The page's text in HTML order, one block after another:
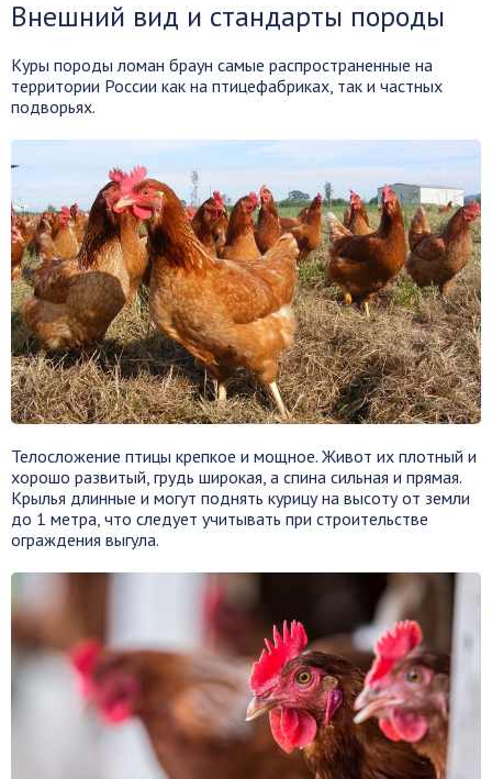
Внешний вид и стандарты породы
Куры породы ломан браун самые распространенные на
территории России как на птицефабриках, так и частных
подворьях.
Телосложение птицы крепкое и мощное. Живот их плотный и
хорошо развитый, грудь широкая, а спина сильная и прямая.
Крылья длинные и могут поднять курицу на высоту от земли
до 1 метра, что следует учитывать при строительстве
ограждения выгула.